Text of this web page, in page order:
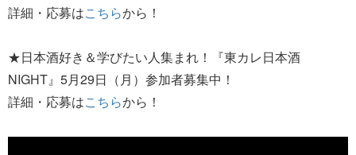
詳細・応募はこちらから！
★日本酒好き＆学びたい人集まれ！『東カレ日本酒
NIGHT』5月29日（月）参加者募集中！
詳細・応募はこちらから！